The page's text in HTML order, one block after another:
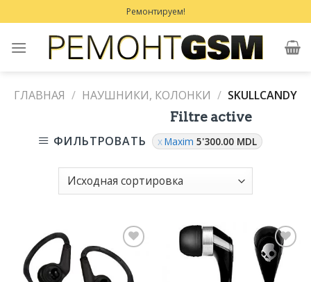
to
content
Ремонтируем!
ГЛАВНАЯ / НАУШНИКИ, КОЛОНКИ / SKULLCANDY
ФИЛЬТРОВАТЬ
Filtre active
Maxim5'300.00 MDL
Добавить
в
Избранное
Добавить
Избранное